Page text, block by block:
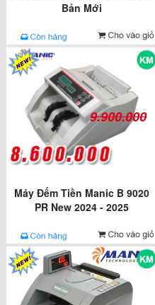
Bản Mới
9.900.000
Máy Đếm Tiền Manic B 9020
PR New 2024 - 2025